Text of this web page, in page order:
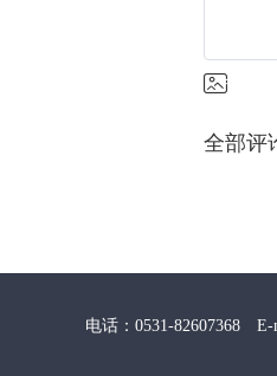
全部评
电话：0531-82607368